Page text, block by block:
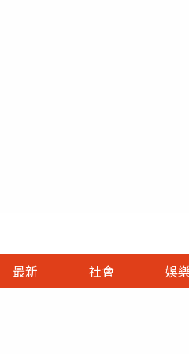
最新 社會 娛樂
娛樂首頁
即時
財經首頁
熱線
政